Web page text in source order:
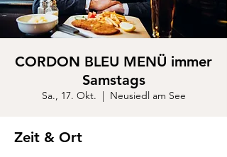
CORDON BLEU MENÜ immer
Samstags
Sa., 17. Okt.
  |
Neusiedl am See
Zeit & Ort